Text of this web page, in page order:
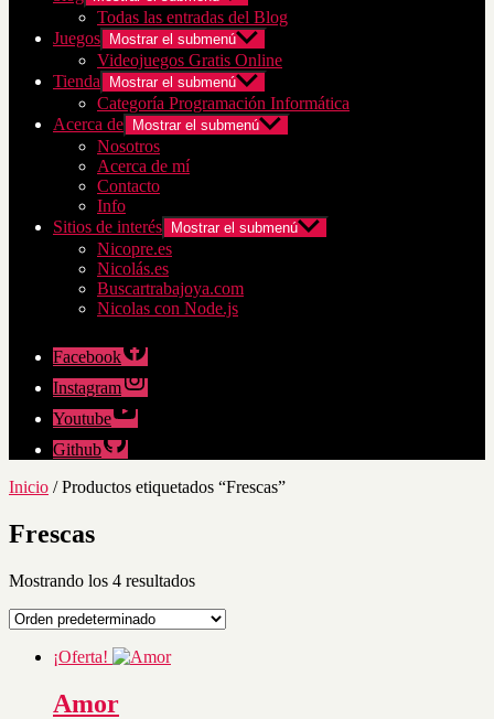
Todas las entradas del Blog
Juegos
Mostrar el submenú
Videojuegos Gratis Online
Tienda
Mostrar el submenú
Categoría Programación Informática
Acerca de
Mostrar el submenú
Nosotros
Acerca de mí
Contacto
Info
Sitios de interés
Mostrar el submenú
Nicopre.es
Nicolás.es
Buscartrabajoya.com
Nicolas con Node.js
Facebook
Instagram
Youtube
Github
Inicio / Productos etiquetados “Frescas”
Frescas
Mostrando los 4 resultados
¡Oferta!
Amor